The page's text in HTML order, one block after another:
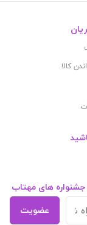
کالا
جشنواره های مهتاب
عضویت